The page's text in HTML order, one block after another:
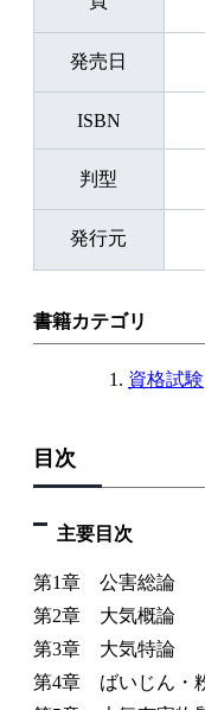
発売日
ISBN
判型
発行元
書籍カテゴリ
資格試験
目次
主要目次
第1章 公害総論
第2章 大気概論
第3章 大気特論
第4章 ばいじん・